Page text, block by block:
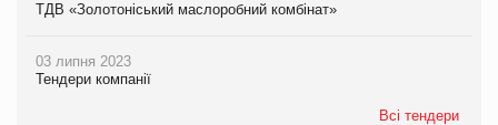
ТДВ «Золотоніський маслоробний комбінат»
03 липня 2023
Тендери компанії
Всі тендери